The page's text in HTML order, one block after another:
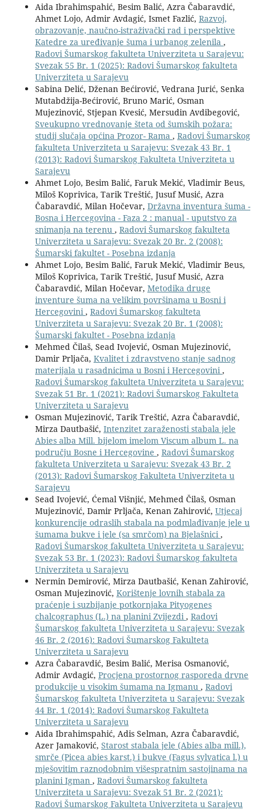
Aida Ibrahimspahić, Besim Balić, Azra Čabaravdić,
Ahmet Lojo, Admir Avdagić, Ismet Fazlić, Razvoj,
obrazovanje, naučno-istraživački rad i perspektive
Katedre za uređivanje šuma i urbanog zelenila ,
Radovi Šumarskog fakulteta Univerziteta u Sarajevu:
Svezak 55 Br. 1 (2025): Radovi Šumarskog fakulteta
Univerziteta u Sarajevu
Sabina Delić, Dženan Bećirović, Vedrana Jurić, Senka
Mutabdžija-Bećirović, Bruno Marić, Osman
Mujezinović, Stjepan Kvesić, Mersudin Avdibegović,
Sveukupno vrednovanje šteta od šumskih požara:
studij slučaja općina Prozor- Rama , Radovi Šumarskog
fakulteta Univerziteta u Sarajevu: Svezak 43 Br. 1
(2013): Radovi Šumarskog Fakulteta Univerziteta u
Sarajevu
Ahmet Lojo, Besim Balić, Faruk Mekić, Vladimir Beus,
Miloš Koprivica, Tarik Treštić, Jusuf Musić, Azra
Čabaravdić, Milan Hočevar, Državna inventura šuma -
Bosna i Hercegovina - Faza 2 : manual - uputstvo za
snimanja na terenu , Radovi Šumarskog fakulteta
Univerziteta u Sarajevu: Svezak 20 Br. 2 (2008):
Šumarski fakultet - Posebna izdanja
Ahmet Lojo, Besim Balić, Faruk Mekić, Vladimir Beus,
Miloš Koprivica, Tarik Treštić, Jusuf Musić, Azra
Čabaravdić, Milan Hočevar, Metodika druge
inventure šuma na velikim površinama u Bosni i
Hercegovini , Radovi Šumarskog fakulteta
Univerziteta u Sarajevu: Svezak 20 Br. 1 (2008):
Šumarski fakultet - Posebna izdanja
Mehmed Čilaš, Sead Ivojević, Osman Mujezinović,
Damir Prljača, Kvalitet i zdravstveno stanje sadnog
materijala u rasadnicima u Bosni i Hercegovini ,
Radovi Šumarskog fakulteta Univerziteta u Sarajevu:
Svezak 51 Br. 1 (2021): Radovi Šumarskog Fakulteta
Univerziteta u Sarajevu
Osman Mujezinović, Tarik Treštić, Azra Čabaravdić,
Mirza Dautbašić, Intenzitet zaraženosti stabala jele
Abies alba Mill. bijelom imelom Viscum album L. na
području Bosne i Hercegovine , Radovi Šumarskog
fakulteta Univerziteta u Sarajevu: Svezak 43 Br. 2
(2013): Radovi Šumarskog Fakulteta Univerziteta u
Sarajevu
Sead Ivojević, Ćemal Višnjić, Mehmed Čilaš, Osman
Mujezinović, Damir Prljača, Kenan Zahirović, Utjecaj
konkurencije odraslih stabala na podmlađivanje jele u
šumama bukve i jele (sa smrčom) na Bjelašnici ,
Radovi Šumarskog fakulteta Univerziteta u Sarajevu:
Svezak 53 Br. 1 (2023): Radovi Šumarskog fakulteta
Univerziteta u Sarajevu
Nermin Demirović, Mirza Dautbašić, Kenan Zahirović,
Osman Mujezinović, Korištenje lovnih stabala za
praćenje i suzbijanje potkornjaka Pityogenes
chalcographus (L.) na planini Zvijezdi , Radovi
Šumarskog fakulteta Univerziteta u Sarajevu: Svezak
46 Br. 2 (2016): Radovi Šumarskog Fakulteta
Univerziteta u Sarajevu
Azra Čabaravdić, Besim Balić, Merisa Osmanović,
Admir Avdagić, Procjena prostornog rasporeda drvne
produkcije u visokim šumama na Igmanu , Radovi
Šumarskog fakulteta Univerziteta u Sarajevu: Svezak
44 Br. 1 (2014): Radovi Šumarskog Fakulteta
Univerziteta u Sarajevu
Aida Ibrahimspahić, Adis Selman, Azra Čabaravdić,
Azer Jamaković, Starost stabala jele (Abies alba mill.),
smrče (Picea abies karst.) i bukve (Fagus sylvatica l.) u
mješovitim raznodobnim višespratnim sastojinama na
planini Igman , Radovi Šumarskog fakulteta
Univerziteta u Sarajevu: Svezak 51 Br. 2 (2021):
Radovi Šumarskog Fakulteta Univerziteta u Sarajevu